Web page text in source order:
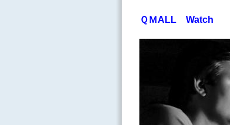
ＱＭALL Watch